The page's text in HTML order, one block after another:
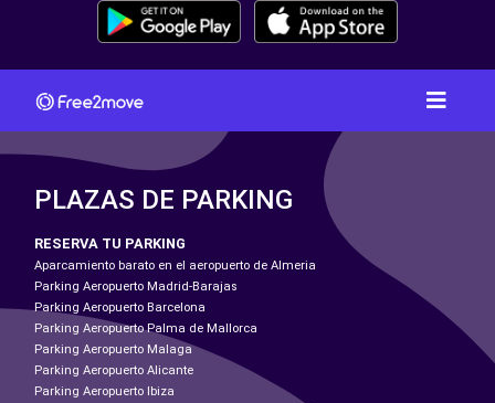
PLAZAS DE PARKING
RESERVA TU PARKING
Aparcamiento barato en el aeropuerto de Almeria
Parking Aeropuerto Madrid-Barajas
Parking Aeropuerto Barcelona
Parking Aeropuerto Palma de Mallorca
Parking Aeropuerto Malaga
Parking Aeropuerto Alicante
Parking Aeropuerto Ibiza